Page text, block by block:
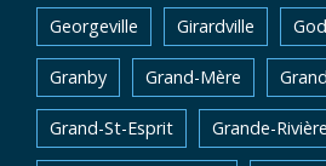
Georgeville Girardville
Granby Grand-Mère
Grand-St-Esprit Grande-Rivière